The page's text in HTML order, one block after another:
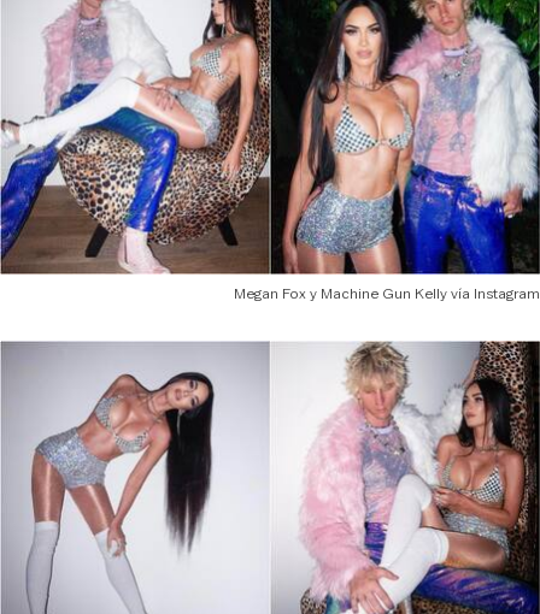
Megan Fox y Machine Gun Kelly vía Instagram